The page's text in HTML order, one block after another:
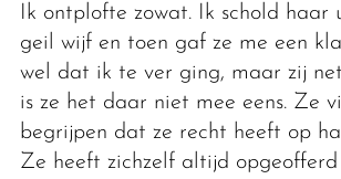
Ik ontplofte zowat. Ik schold haar
geil wijf en toen gaf ze me een
wel dat ik te ver ging, maar zij
is ze het daar niet mee eens. Ze
begrijpen dat ze recht heeft op
Ze heeft zichzelf altijd